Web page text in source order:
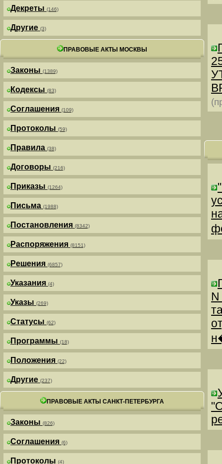
Декреты (146)
Другие (3)
ПРАВОВЫЕ АКТЫ МОСКВЫ
Законы (1389)
Кодексы (83)
Соглашения (109)
Протоколы (59)
Правила (38)
Договоры (216)
Приказы (1264)
Письма (1988)
Постановления (8342)
Распоряжения (8151)
Решения (6857)
Указания (4)
Указы (269)
Статусы (62)
Программы (18)
Положения (22)
Другие (237)
ПРАВОВЫЕ АКТЫ САНКТ-ПЕТЕРБУРГА
Законы (826)
Соглашения (6)
Протоколы (4)